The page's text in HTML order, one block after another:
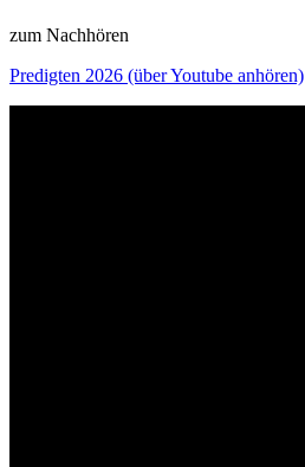
zum Nachhören
Predigten 2026 (über Youtube anhören)